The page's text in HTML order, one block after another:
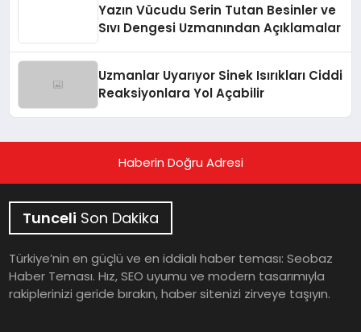
Yazın Vücudu Serin Tutan Besinler ve
Sıvı Dengesi Uzmanından Açıklamalar
Uzmanlar Uyarıyor Sinek Isırıkları Ciddi
Reaksiyonlara Yol Açabilir
Haberin Doğru Adresi
Tunceli Son Dakika
Türkiye’nin en güçlü ve en iddialı haber teması: Seobaz
Haber Teması. Hız, SEO uyumu ve modern tasarımıyla
rakiplerinizi geride bırakın, haber sitenizi zirveye taşıyın.